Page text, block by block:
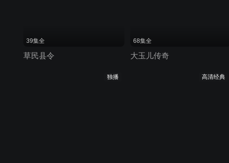
39集全
草民县令
68集全
大玉儿传奇
独播 高清经典